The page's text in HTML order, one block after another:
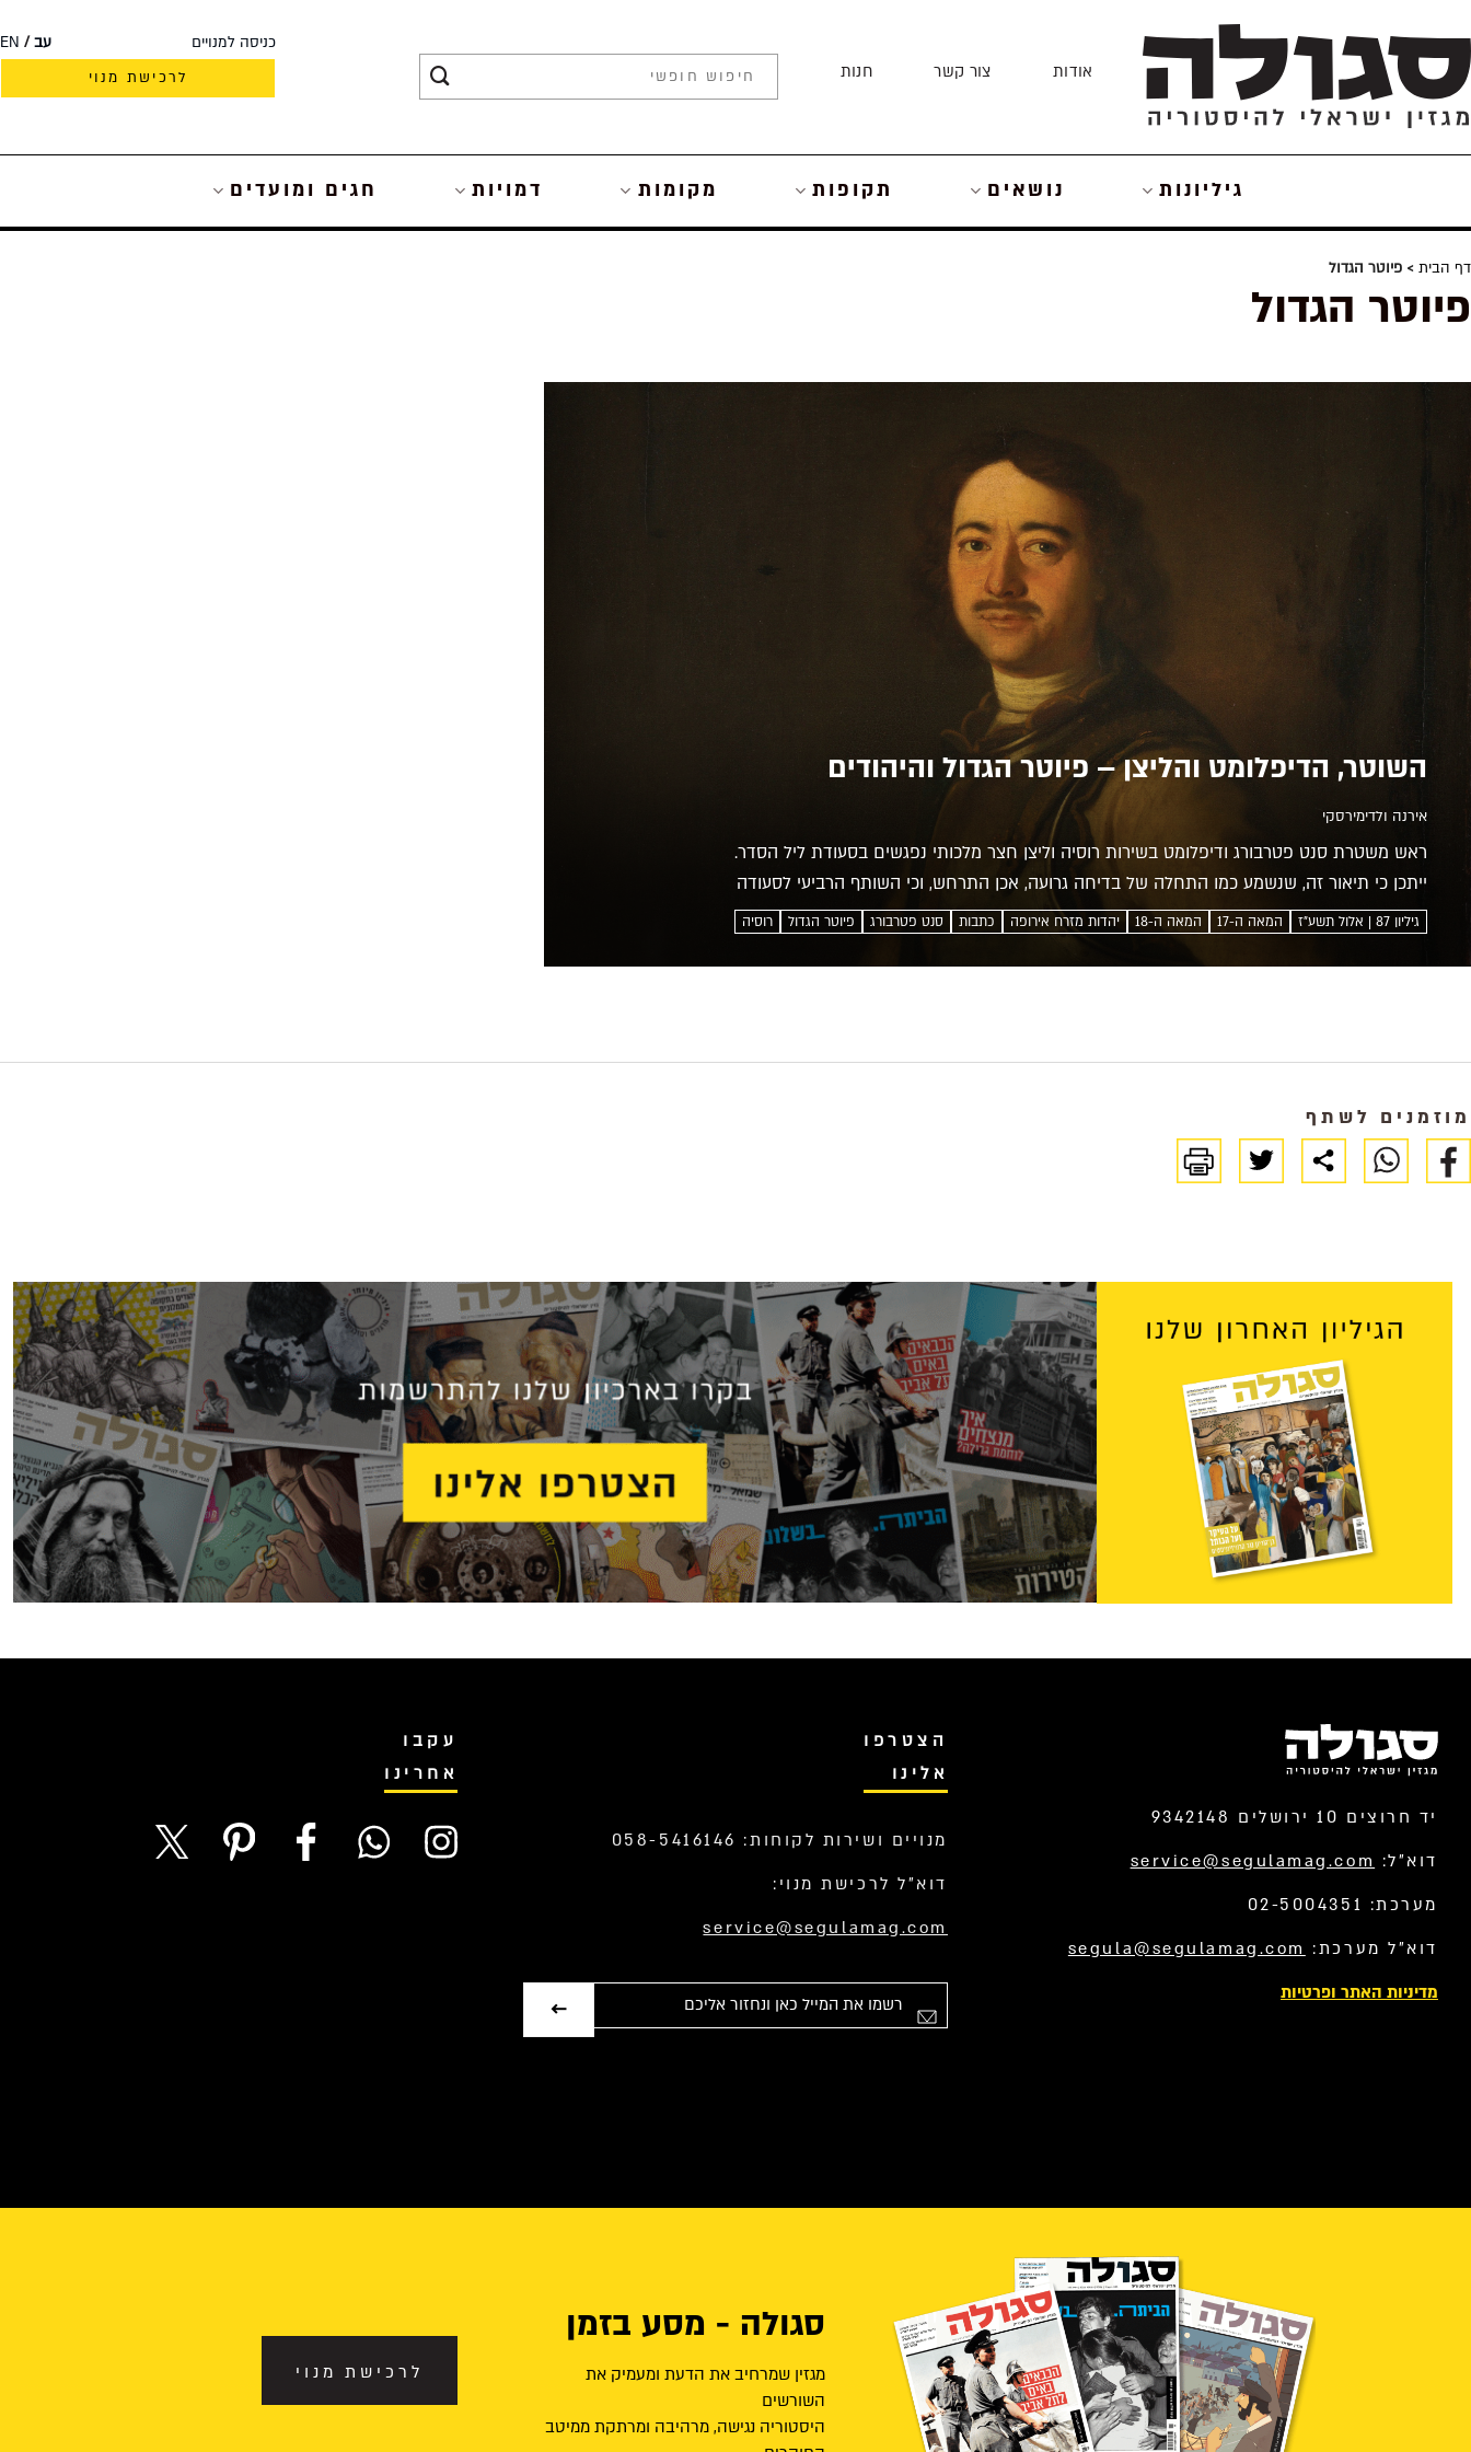
to
content
אודות צור קשר חנות
כניסה למנויים עב
EN
לרכישת מנוי
גיליונות נושאים תקופות מקומות דמויות חגים ומועדים
דף הבית > פיוטר הגדול
פיוטר הגדול
השוטר, הדיפלומט והליצן – פיוטר הגדול והיהודים
אירנה ולדימירסקי
ראש משטרת סנט פטרבורג ודיפלומט בשירות רוסיה וליצן חצר מלכותי נפגשים בסעודת ליל הסדר.
ייתכן כי תיאור זה, שנשמע כמו התחלה של בדיחה גרועה, אכן התרחש, וכי השותף הרביעי לסעודה
היה הצאר הרוסי פיוטר הגדול....
גיליון 87 | אלול תשע"ז המאה ה-17 המאה ה-18 יהדות מזרח אירופה כתבות סנט פטרבורג פיוטר הגדול רוסיה
מוזמנים לשתף
יד חרוצים 10 ירושלים 9342148
דוא”ל: service@segulamag.com
מערכת: 02-5004351
דוא”ל מערכת: segula@segulamag.com
מדיניות האתר ופרטיות
הצטרפו
אלינו
מנויים ושירות לקוחות: 058-5416146
דוא”ל לרכישת מנוי:
service@segulamag.com
עקבו
אחרינו
סגולה - מסע בזמן
מגזין שמרחיב את הדעת ומעמיק את
השורשים
היסטוריה נגישה, מרהיבה ומרתקת ממיטב
לרכישת מנוי